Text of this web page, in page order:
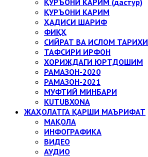
ҚУРЪОНИ КАРИМ (дастур)
ҚУРЪОНИ КАРИМ
ҲАДИСИ ШАРИФ
ФИҚҲ
СИЙРАТ ВА ИСЛОМ ТАРИХИ
ТАФСИРИ ИРФОН
ХОРИЖДАГИ ЮРТДОШИМ
РАМАЗОН-2020
РАМАЗОН-2021
МУФТИЙ МИНБАРИ
KUTUBXONA
ЖАҲОЛАТГА ҚАРШИ МАЪРИФАТ
МАҚОЛА
ИНФОГРАФИКА
ВИДЕО
АУДИО